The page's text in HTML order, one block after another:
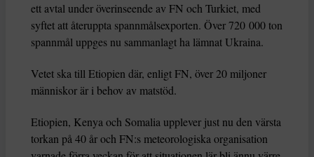
ett avtal under överinseende av FN och Turkiet, med
syftet att återuppta spannmålsexporten. Över 720 000 ton
spannmål uppges nu sammanlagt ha lämnat Ukraina.
Vetet ska till Etiopien där, enligt FN, över 20 miljoner
människor är i behov av matstöd.
Etiopien, Kenya och Somalia upplever just nu den värsta
torkan på 40 år och FN:s meteorologiska organisation